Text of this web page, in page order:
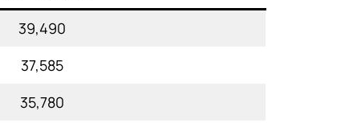
39,490
37,585
35,780